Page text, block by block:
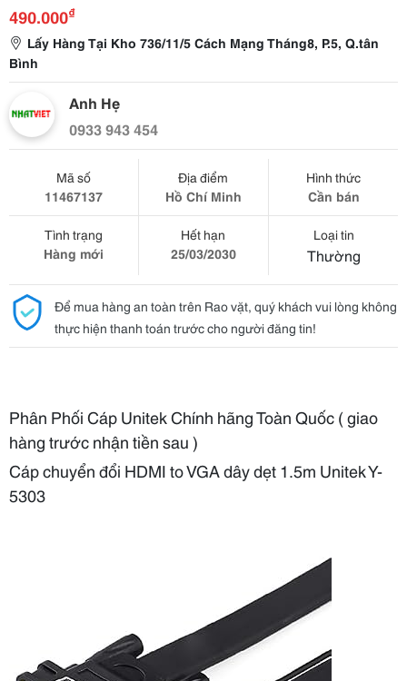
490.000₫
Lấy Hàng Tại Kho 736/11/5 Cách Mạng Tháng8, P.5, Q.tân
Bình
Anh Hẹ
0933 943 454
Mã số
11467137
Địa điểm
Hồ Chí Minh
Hình thức
Cần bán
Tình trạng
Hàng mới
Hết hạn
25/03/2030
Loại tin
Thường
Để mua hàng an toàn trên Rao vặt, quý khách vui lòng không
thực hiện thanh toán trước cho người đăng tin!
Phân Phối Cáp Unitek Chính hãng Toàn Quốc ( giao
hàng trước nhận tiền sau )
Cáp chuyển đổi HDMI to VGA dây dẹt 1.5m Unitek Y-
5303